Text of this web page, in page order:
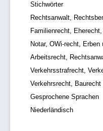
Stichwörter
Rechtsanwalt,
Familienrecht,
Notar, OWi-recht,
Arbeitsrecht,
Verkehrsstrafrecht,
Verkehrsrecht,
Gesprochene Sprachen
Niederländisch